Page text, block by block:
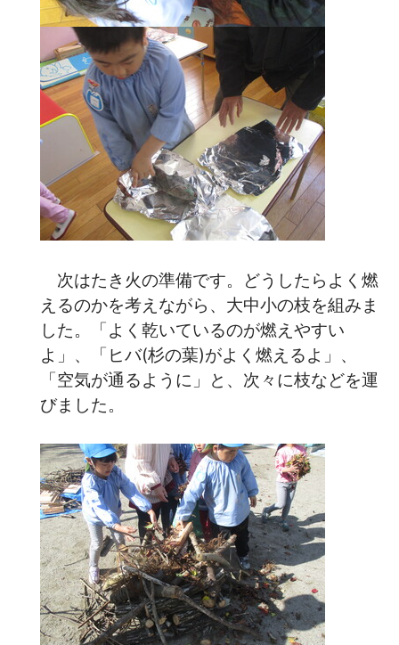
次はたき火の準備です。どうしたらよく燃
えるのかを考えながら、大中小の枝を組みま
した。「よく乾いているのが燃えやすい
よ」、「ヒバ(杉の葉)がよく燃えるよ」、
「空気が通るように」と、次々に枝などを運
びました。